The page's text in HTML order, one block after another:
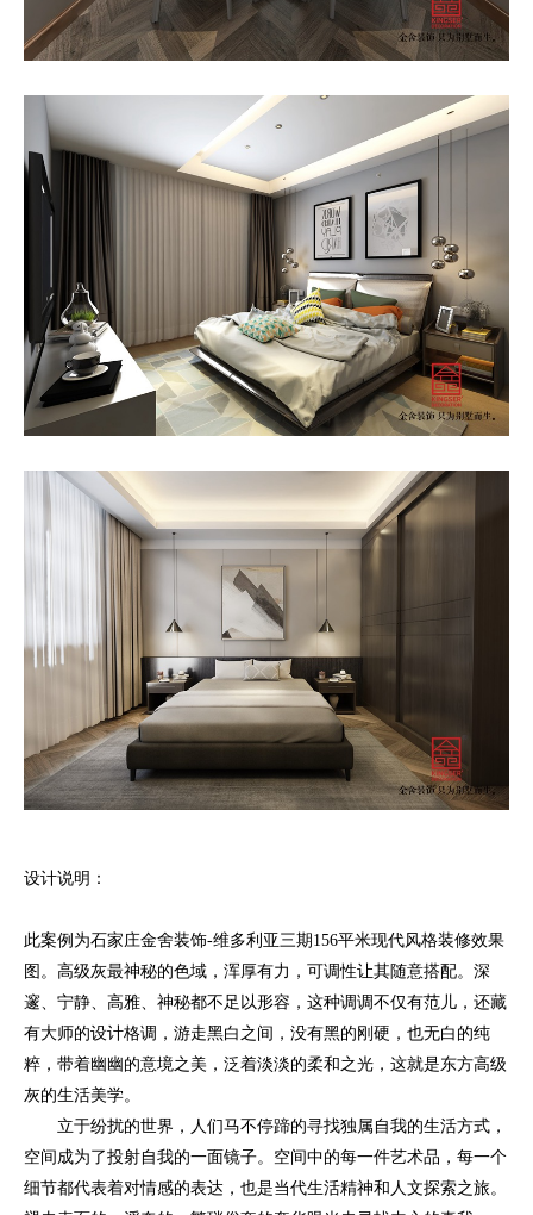
设计说明：
此案例为石家庄金舍装饰-维多利亚三期156平米现代风格装修效果
图。高级灰最神秘的色域，浑厚有力，可调性让其随意搭配。深
邃、宁静、高雅、神秘都不足以形容，这种调调不仅有范儿，还藏
有大师的设计格调，游走黑白之间，没有黑的刚硬，也无白的纯
粹，带着幽幽的意境之美，泛着淡淡的柔和之光，这就是东方高级
灰的生活美学。
立于纷扰的世界，人们马不停蹄的寻找独属自我的生活方式，
空间成为了投射自我的一面镜子。空间中的每一件艺术品，每一个
细节都代表着对情感的表达，也是当代生活精神和人文探索之旅。